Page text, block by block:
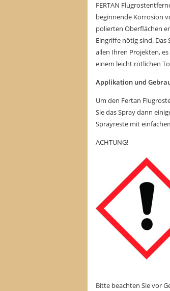
FERTAN
beginnende Korrosion
polierten Oberflächen
Eingriffe nötig sind.
allen Ihren Projekten,
einem leicht rötlichen
Applikation und
Um den Fertan
Sie das Spray dann
Sprayreste mit
ACHTUNG!
Bitte beachten Sie vor